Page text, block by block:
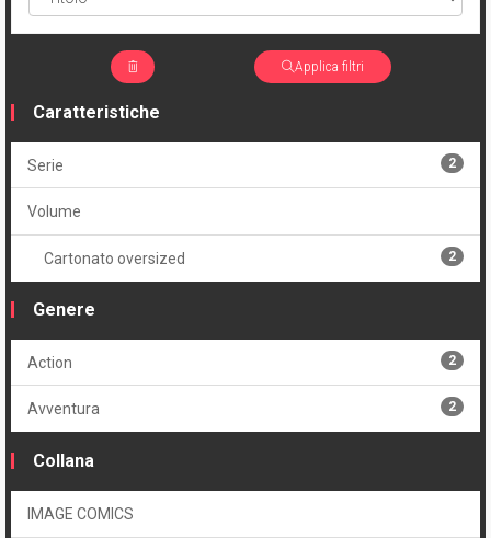
Applica filtri
Caratteristiche
Serie 2
Volume
Cartonato oversized 2
Genere
Action 2
Avventura 2
Collana
IMAGE COMICS